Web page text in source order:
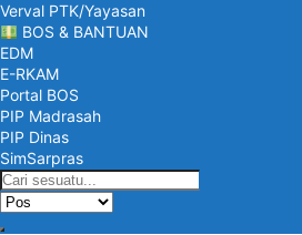
Verval PTK/Yayasan
BOS & BANTUAN
EDM
E-RKAM
Portal BOS
PIP Madrasah
PIP Dinas
SimSarpras